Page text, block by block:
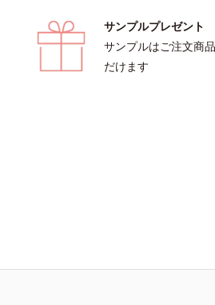
サンプルプレゼント
サンプルはご注文商
だけます